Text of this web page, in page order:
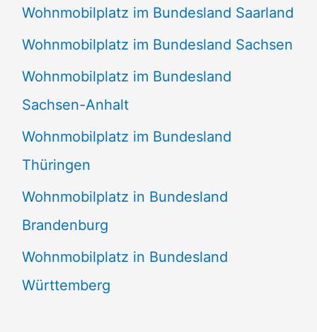
Wohnmobilplatz im Bundesland Saarland
Wohnmobilplatz im Bundesland Sachsen
Wohnmobilplatz im Bundesland
Sachsen-Anhalt
Wohnmobilplatz im Bundesland
Thüringen
Wohnmobilplatz in Bundesland
Brandenburg
Wohnmobilplatz in Bundesland
Württemberg